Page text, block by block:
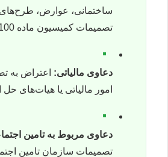
ساختمانی، عوارض، طرح‌های
تصمیمات کمیسیون ماده 100 شهرداری.
▪
دعاوی مالیاتی: اعتراض به
امور مالیاتی یا هیات‌های حل
▪
دعاوی مربوط به تامین
تصمیمات سازمان تامین